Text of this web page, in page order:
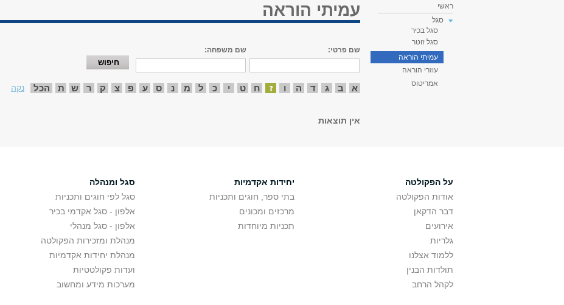
ראשי
סגל
סגל בכיר
סגל זוטר
עמיתי הוראה
עוזרי הוראה
אמריטוס
עמיתי הוראה
שם פרטי: שם משפחה:
א ב ג ד ה ו ז ח ט י כ ל מ נ ס ע פ צ ק ר ש ת הכל נקה
אין תוצאות
על הפקולטה
אודות הפקולטה
דבר הדקאן
אירועים
גלריות
ללמוד אצלנו
תולדות הבנין
לקהל הרחב
יחידות אקדמיות
בתי ספר, חוגים ותכניות
מרכזים ומכונים
תכניות מיוחדות
סגל ומנהלה
סגל לפי חוגים ותכניות
אלפון - סגל אקדמי בכיר
אלפון - סגל מנהלי
מנהלת ומזכירות הפקולטה
מנהלת יחידות אקדמיות
ועדות פקולטטיות
מערכות מידע ומחשוב